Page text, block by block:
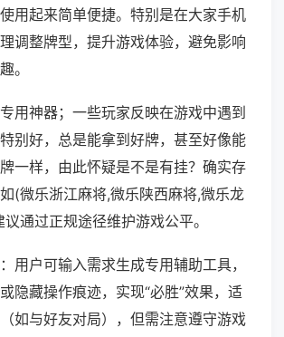
用起来简单便捷。特别是在大家手机
调整牌型，提升游戏体验，避免影响
。
用神器；一些玩家反映在游戏中遇到
别好，总是能拿到好牌，甚至好像能
一样，由此怀疑是不是有挂？确实存
(微乐浙江麻将,微乐陕西麻将,微乐龙
通过正规途径维护游戏公平。
用户可输入需求生成专用辅助工具，
隐藏操作痕迹，实现“必胜”效果，适
如与好友对局），但需注意遵守游戏